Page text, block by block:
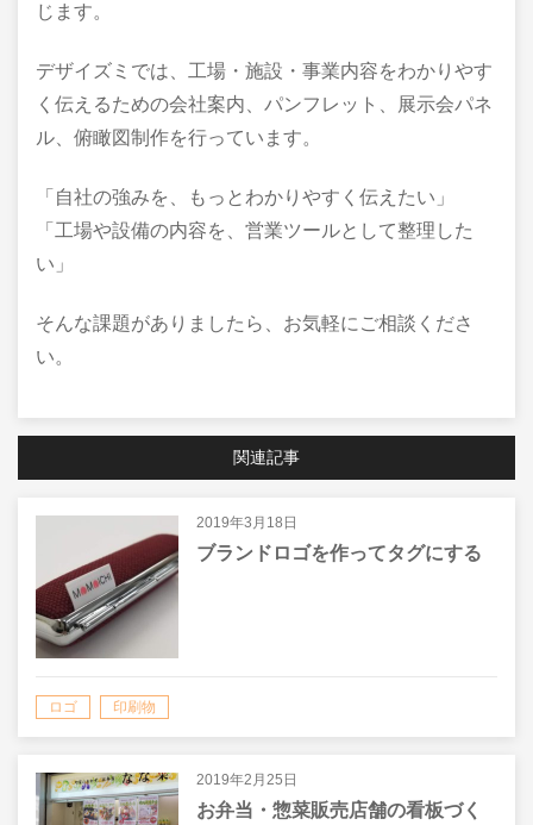
じます。
デザイズミでは、工場・施設・事業内容をわかりやす
く伝えるための会社案内、パンフレット、展示会パネ
ル、俯瞰図制作を行っています。
「自社の強みを、もっとわかりやすく伝えたい」
「工場や設備の内容を、営業ツールとして整理した
い」
そんな課題がありましたら、お気軽にご相談くださ
い。
関連記事
2019年3月18日
ブランドロゴを作ってタグにする
ロゴ 印刷物
2019年2月25日
お弁当・惣菜販売店舗の看板づく